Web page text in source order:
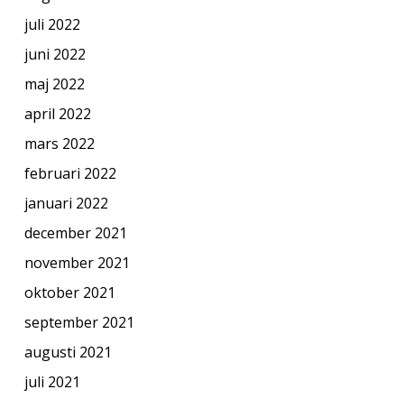
juli 2022
juni 2022
maj 2022
april 2022
mars 2022
februari 2022
januari 2022
december 2021
november 2021
oktober 2021
september 2021
augusti 2021
juli 2021